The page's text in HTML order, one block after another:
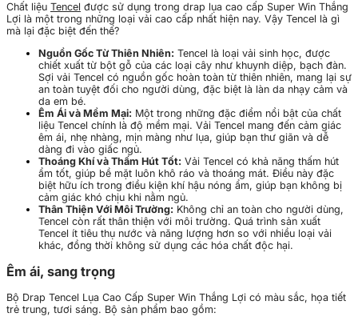
Chất liệu Tencel được sử dụng trong drap lụa cao cấp Super Win Thắng
Lợi là một trong những loại vải cao cấp nhất hiện nay. Vậy Tencel là gì
mà lại đặc biệt đến thế?
Nguồn Gốc Từ Thiên Nhiên: Tencel là loại vải sinh học, được
chiết xuất từ bột gỗ của các loại cây như khuynh diệp, bạch đàn.
Sợi vải Tencel có nguồn gốc hoàn toàn từ thiên nhiên, mang lại sự
an toàn tuyệt đối cho người dùng, đặc biệt là làn da nhạy cảm và
da em bé.
Êm Ái và Mềm Mại: Một trong những đặc điểm nổi bật của chất
liệu Tencel chính là độ mềm mại. Vải Tencel mang đến cảm giác
êm ái, nhẹ nhàng, mịn màng như lụa, giúp bạn thư giãn và dễ
dàng đi vào giấc ngủ.
Thoáng Khí và Thấm Hút Tốt: Vải Tencel có khả năng thấm hút
ẩm tốt, giúp bề mặt luôn khô ráo và thoáng mát. Điều này đặc
biệt hữu ích trong điều kiện khí hậu nóng ẩm, giúp bạn không bị
cảm giác khó chịu khi nằm ngủ.
Thân Thiện Với Môi Trường: Không chỉ an toàn cho người dùng,
Tencel còn rất thân thiện với môi trường. Quá trình sản xuất
Tencel ít tiêu thụ nước và năng lượng hơn so với nhiều loại vải
khác, đồng thời không sử dụng các hóa chất độc hại.
Êm ái, sang trọng
Bộ Drap Tencel Lụa Cao Cấp Super Win Thắng Lợi có màu sắc, họa tiết
trẻ trung, tươi sáng. Bộ sản phẩm bao gồm: